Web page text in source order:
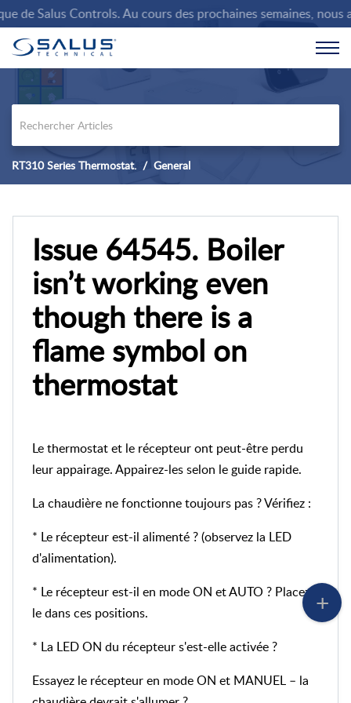
de Salus Controls. Au cours des prochaines semaines,
RT310 Series Thermostat. General
Issue 64545. Boiler
isn’t working even
though there is a
flame symbol on
thermostat
Le thermostat et le récepteur ont peut-être perdu
leur appairage. Appairez-les selon le guide rapide.
La chaudière ne fonctionne toujours pas ? Vérifiez :
* Le récepteur est-il alimenté ? (observez la LED
d'alimentation).
* Le récepteur est-il en mode ON et AUTO ? Placez-
le dans ces positions.
* La LED ON du récepteur s'est-elle activée ?
Essayez le récepteur en mode ON et MANUEL – la